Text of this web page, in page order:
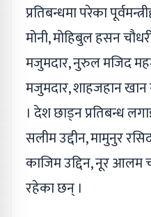
प्रतिबन्धमा परेका
मोनी, मोहिबुल हसन
मजुमदार, नुरुल मजिद
मजुमदार, शाहजहान
। देश छाड्न प्रतिबन्ध
सलीम उद्दीन, मामुनुर
काजिम उद्दिन, नूर आलम
रहेका छन् ।